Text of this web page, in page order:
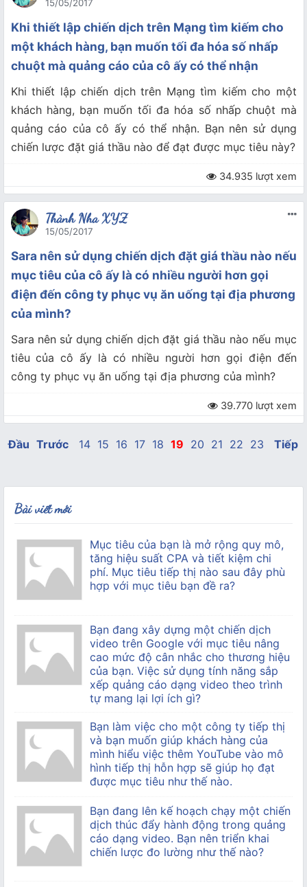
15/05/2017
Khi thiết lập chiến dịch trên Mạng tìm kiếm cho
một khách hàng, bạn muốn tối đa hóa số nhấp
chuột mà quảng cáo của cô ấy có thể nhận
Khi thiết lập chiến dịch trên Mạng tìm kiếm cho một
khách hàng, bạn muốn tối đa hóa số nhấp chuột mà
quảng cáo của cô ấy có thể nhận. Bạn nên sử dụng
chiến lược đặt giá thầu nào để đạt được mục tiêu này?
34.935 lượt xem
Thành Nha XYZ
15/05/2017
Sara nên sử dụng chiến dịch đặt giá thầu nào nếu
mục tiêu của cô ấy là có nhiều người hơn gọi
điện đến công ty phục vụ ăn uống tại địa phương
của mình?
Sara nên sử dụng chiến dịch đặt giá thầu nào nếu mục
tiêu của cô ấy là có nhiều người hơn gọi điện đến
công ty phục vụ ăn uống tại địa phương của mình?
39.770 lượt xem
Đầu Trước 14 15 16 17 18 19 20 21 22 23 Tiếp
Bài viết mới
Mục tiêu của bạn là mở rộng quy mô,
tăng hiệu suất CPA và tiết kiệm chi
phí. Mục tiêu tiếp thị nào sau đây phù
hợp với mục tiêu bạn đề ra?
Bạn đang xây dựng một chiến dịch
video trên Google với mục tiêu nâng
cao mức độ cân nhắc cho thương hiệu
của bạn. Việc sử dụng tính năng sắp
xếp quảng cáo dạng video theo trình
tự mang lại lợi ích gì?
Bạn làm việc cho một công ty tiếp thị
và bạn muốn giúp khách hàng của
mình hiểu việc thêm YouTube vào mô
hình tiếp thị hỗn hợp sẽ giúp họ đạt
được mục tiêu như thế nào.
Bạn đang lên kế hoạch chạy một chiến
dịch thúc đẩy hành động trong quảng
cáo dạng video. Bạn nên triển khai
chiến lược đo lường như thế nào?